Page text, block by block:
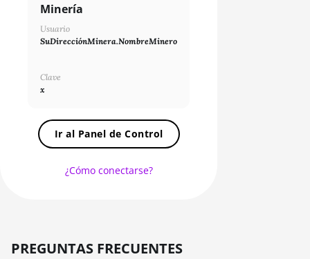
X11
NEOSCRYPT
EQUIHASH
RANDOMXMONERO
EAGLESONG
OCTOPUS
Minería
Usuario
SuDirecciónMinera.NombreMinero
Clave
x
Ir al Panel de Control
¿Cómo conectarse?
PREGUNTAS FRECUENTES